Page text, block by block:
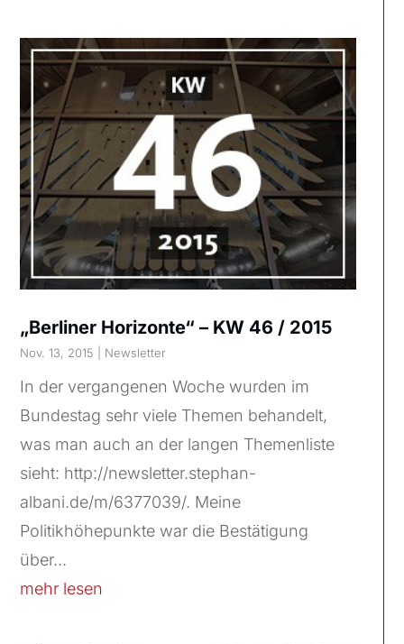
„Berliner Horizonte“ – KW 46 / 2015
Nov. 13, 2015 Newsletter
In der vergangenen Woche wurden im
Bundestag sehr viele Themen behandelt,
was man auch an der langen Themenliste
sieht: http://newsletter.stephan-
albani.de/m/6377039/. Meine
Politikhöhepunkte war die Bestätigung
über...
mehr lesen